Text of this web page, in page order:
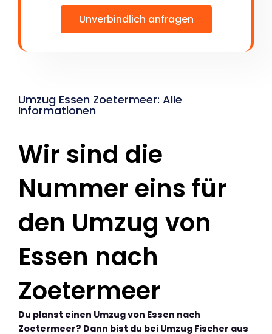
Unverbindlich anfragen
Umzug Essen Zoetermeer: Alle
Informationen
Wir sind die
Nummer eins für
den Umzug von
Essen nach
Zoetermeer
Du planst einen Umzug von Essen nach
Zoetermeer? Dann bist du bei Umzug Fischer aus